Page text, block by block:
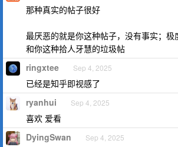
那种真实的帖子很好
最厌恶的就是你这种帖子，没有事实；极
和你这种拾人牙慧的垃圾帖
ringxtee Sep 4, 2025
已经是知乎即视感了
ryanhui Sep 4, 2025
喜欢 爱看
DyingSwan Sep 4, 2025